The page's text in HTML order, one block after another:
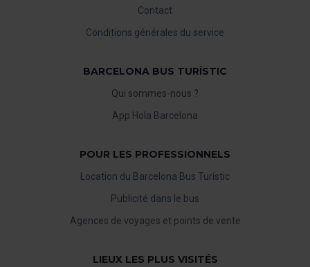
Contact
Conditions générales du service
BARCELONA BUS TURÍSTIC
Qui sommes-nous ?
App Hola Barcelona
POUR LES PROFESSIONNELS
Location du Barcelona Bus Turístic
Publicité dans le bus
Agences de voyages et points de vente
LIEUX LES PLUS VISITÉS